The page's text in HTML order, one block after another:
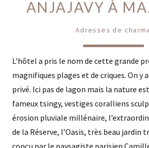
ANJAJAVY À
Adresses de
L’hôtel a pris le nom de cette grande
magnifiques plages et de criques. On y
privé. Ici pas de lagon mais la nature
fameux tsingy, vestiges coralliens
érosion pluviale millénaire,
de la Réserve, l’Oasis, très beau jardin